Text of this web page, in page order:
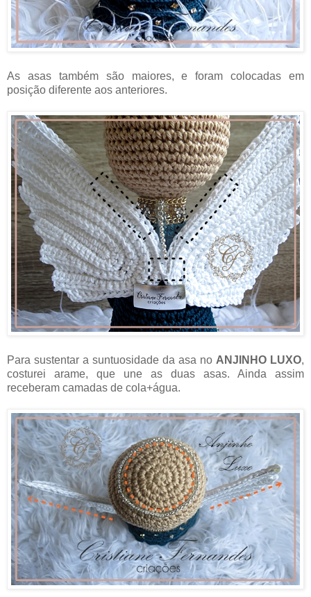
As asas também são maiores, e foram colocadas em
posição diferente aos anteriores.
Para sustentar a suntuosidade da asa no ANJINHO LUXO,
costurei arame, que une as duas asas. Ainda assim
receberam camadas de cola+água.